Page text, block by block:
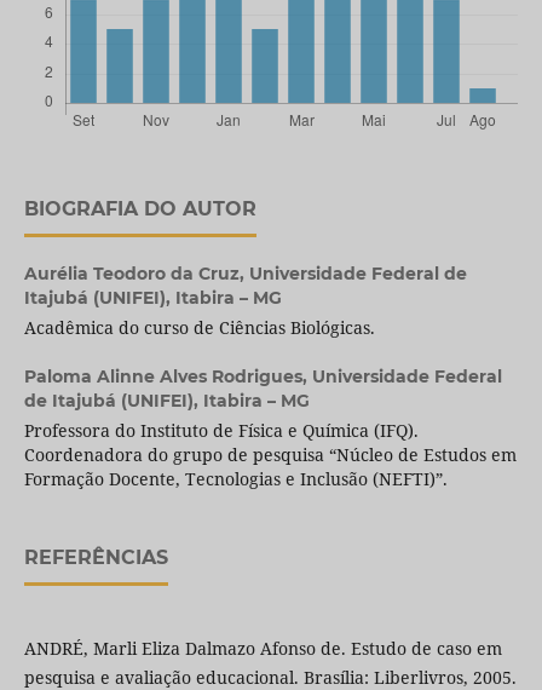
BIOGRAFIA DO AUTOR
Aurélia Teodoro da Cruz, Universidade Federal de
Itajubá (UNIFEI), Itabira – MG
Acadêmica do curso de Ciências Biológicas.
Paloma Alinne Alves Rodrigues, Universidade Federal
de Itajubá (UNIFEI), Itabira – MG
Professora do Instituto de Física e Química (IFQ).
Coordenadora do grupo de pesquisa “Núcleo de Estudos em
Formação Docente, Tecnologias e Inclusão (NEFTI)”.
REFERÊNCIAS
ANDRÉ, Marli Eliza Dalmazo Afonso de. Estudo de caso em
pesquisa e avaliação educacional. Brasília: Liberlivros, 2005.